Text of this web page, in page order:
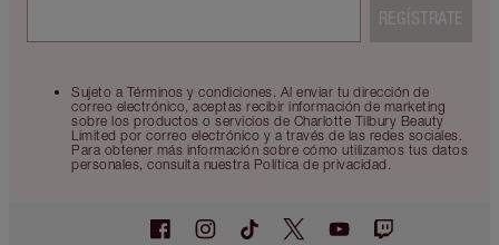
Sujeto a Términos y condiciones. Al enviar tu dirección de
correo electrónico, aceptas recibir información de marketing
sobre los productos o servicios de Charlotte Tilbury Beauty
Limited por correo electrónico y a través de las redes sociales.
Para obtener más información sobre cómo utilizamos tus datos
personales, consulta nuestra Política de privacidad.
REGÍSTRATE